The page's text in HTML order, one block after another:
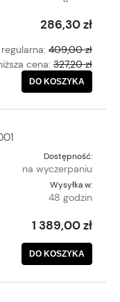
286,30 zł
409,00 zł
cena: 327,20 zł
DO KOSZYKA
Dostępność:
na wyczerpaniu
Wysyłka w:
48 godzin
1 389,00 zł
DO KOSZYKA